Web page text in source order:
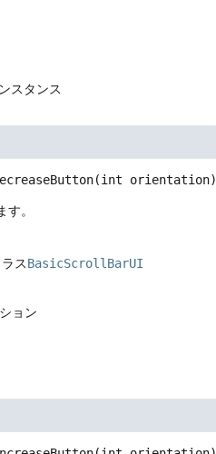
スタンス
(int orientation)
。
スBasicScrollBarUI
ョン